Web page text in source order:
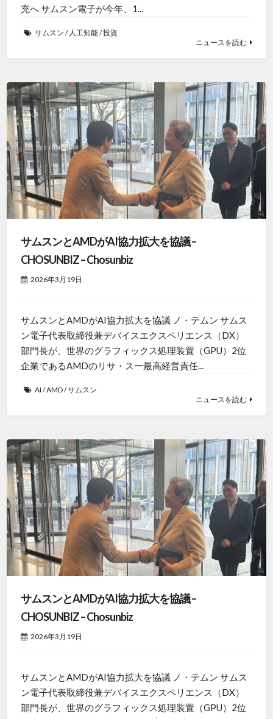
充へ サムスン電子が今年、1...
サムスン / 人工知能/投資
ニュースを読む
サムスンとAMDがAI協力拡大を協議 –
CHOSUNBIZ – Chosunbiz
2026年3月19日
サムスンとAMDがAI協力拡大を協議 ノ・テムン サムス
ン電子代表取締役兼デバイスエクスペリエンス（DX）
部門長が、世界のグラフィックス処理装置（GPU）2位
企業であるAMDのリサ・スー最高経営責任...
AI /AMD/サムスン
ニュースを読む
サムスンとAMDがAI協力拡大を協議 –
CHOSUNBIZ – Chosunbiz
2026年3月19日
サムスンとAMDがAI協力拡大を協議 ノ・テムン サムス
ン電子代表取締役兼デバイスエクスペリエンス（DX）
部門長が、世界のグラフィックス処理装置（GPU）2位